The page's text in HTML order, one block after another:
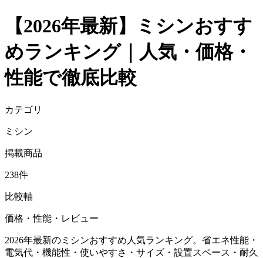
【2026年最新】 ミシンおすす
めランキング｜人気・価格・
性能で徹底比較
カテゴリ
ミシン
掲載商品
238件
比較軸
価格・性能・レビュー
2026年最新のミシンおすすめ人気ランキング。省エネ性能・
電気代・機能性・使いやすさ・サイズ・設置スペース・耐久